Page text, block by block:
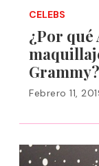
CELEBS
¿Por qué
Grammy?
Febrero 11,